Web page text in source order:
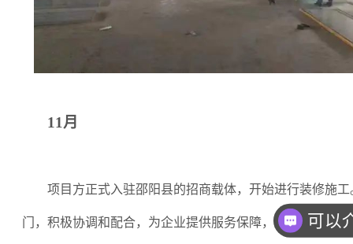
11月
项目方正式入驻邵阳县的招商载体，开始进行装修施工
门，积极协调和配合，为企业提供服务保障，加快办理相
你